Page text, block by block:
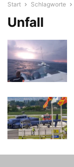
Start Schlagworte
Unfall